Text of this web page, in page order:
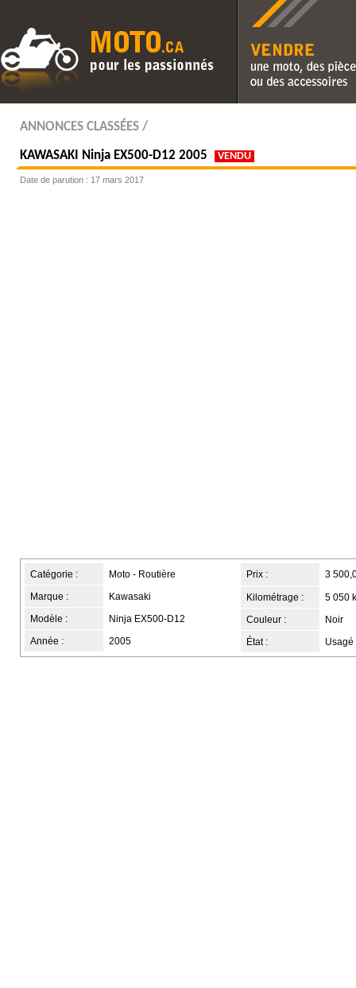
Vendre une moto, des
des accessoires
ANNONCES CLASSÉES /
KAWASAKI Ninja EX500-D12 2005 VENDU
Date de parution : 17 mars 2017
Catégorie : Moto - Routière
Marque : Kawasaki
Modèle : Ninja EX500-D12
Année : 2005
Prix : 3
Kilométrage : 5 050
Couleur : Noir
État : Usagé